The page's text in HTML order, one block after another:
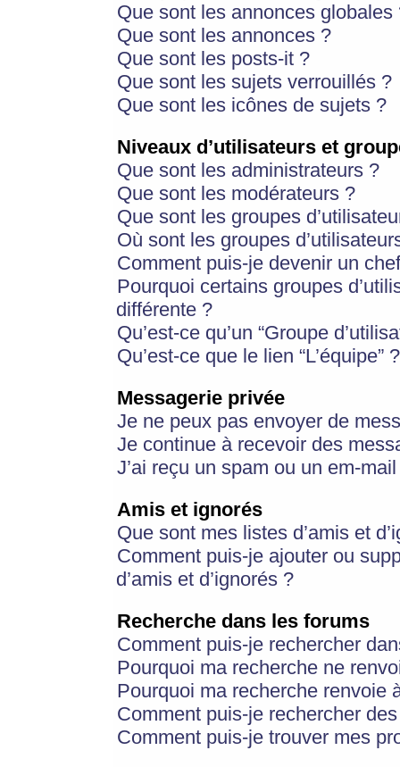
Que sont les annonces globales
Que sont les annonces ?
Que sont les posts-it ?
Que sont les sujets verrouillés ?
Que sont les icônes de sujets ?
Niveaux d’utilisateurs et
Que sont les administrateurs ?
Que sont les modérateurs ?
Que sont les groupes
Où sont les groupes
Comment puis-je devenir un
Pourquoi certains groupes
différente ?
Qu’est-ce qu’un “Groupe
Qu’est-ce que le lien “L’équipe” ?
Messagerie privée
Je ne peux pas envoyer de
Je continue à recevoir des
J’ai reçu un spam ou un em-
Amis et ignorés
Que sont mes listes d’amis et
Comment puis-je ajouter ou
d’amis et d’ignorés ?
Recherche dans les forums
Comment puis-je rechercher
Pourquoi ma recherche ne
Pourquoi ma recherche renvoie
Comment puis-je rechercher
Comment puis-je trouver mes